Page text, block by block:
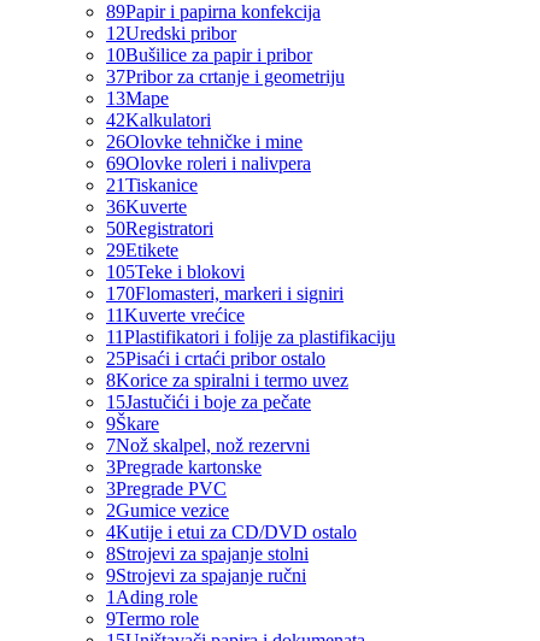
89Papir i papirna konfekcija
12Uredski pribor
10Bušilice za papir i pribor
37Pribor za crtanje i geometriju
13Mape
42Kalkulatori
26Olovke tehničke i mine
69Olovke roleri i nalivpera
21Tiskanice
36Kuverte
50Registratori
29Etikete
105Teke i blokovi
170Flomasteri, markeri i signiri
11Kuverte vrećice
11Plastifikatori i folije za plastifikaciju
25Pisaći i crtaći pribor ostalo
8Korice za spiralni i termo uvez
15Jastučići i boje za pečate
9Škare
7Nož skalpel, nož rezervni
3Pregrade kartonske
3Pregrade PVC
2Gumice vezice
4Kutije i etui za CD/DVD ostalo
8Strojevi za spajanje stolni
9Strojevi za spajanje ručni
1 Ading role
9Termo role